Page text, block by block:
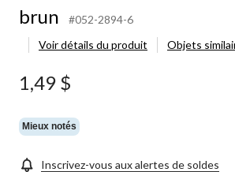
brun
#052-2894-6
Voir détails du produit
Objets
1,49 $
Mieux notés
Inscrivez-vous aux alertes de soldes